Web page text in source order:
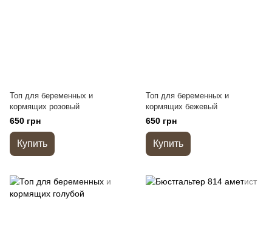
Топ для беременных и
кормящих розовый
650 грн
Купить
Топ для беременных и
кормящих бежевый
650 грн
Купить